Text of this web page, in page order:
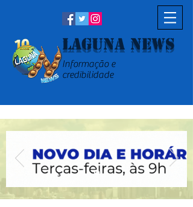
Laguna News
Informação e
credibilidade